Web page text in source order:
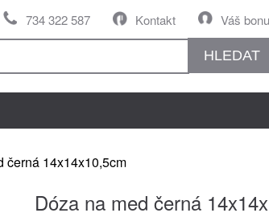
Váš
Kontakt
734 322 587
HLEDAT
černá 14x14x10,5cm
Dóza na med černá